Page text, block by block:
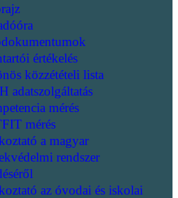
értékelés
közzétételi lista
adatszolgáltatás
mérés
mérés
a magyar
rendszer
az óvodai és iskolai